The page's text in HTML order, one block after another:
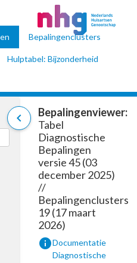
Bepalingenclusters
Hulptabel: Bijzonderheid
chevron_left
Bepalingenviewer:
Tabel
Diagnostische
Bepalingen
versie 45 (03
december 2025)
//
Bepalingenclusters
19 (17 maart
2026)
infoDocumentatie
Diagnostische